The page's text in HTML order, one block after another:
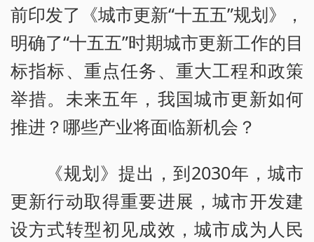
前印发了《城市更新“十五五”规划》，
明确了“十五五”时期城市更新工作的目
标指标、重点任务、重大工程和政策
举措。未来五年，我国城市更新如何
推进？哪些产业将面临新机会？
《规划》提出，到2030年，城市
更新行动取得重要进展，城市开发建
设方式转型初见成效，城市成为人民